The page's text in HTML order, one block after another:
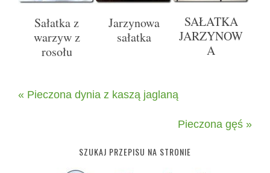
Sałatka z
warzyw z
rosołu
Jarzynowa
sałatka
SAŁATKA
JARZYNOW
A
« Pieczona dynia z kaszą jaglaną
Pieczona gęś »
SZUKAJ PRZEPISU NA STRONIE